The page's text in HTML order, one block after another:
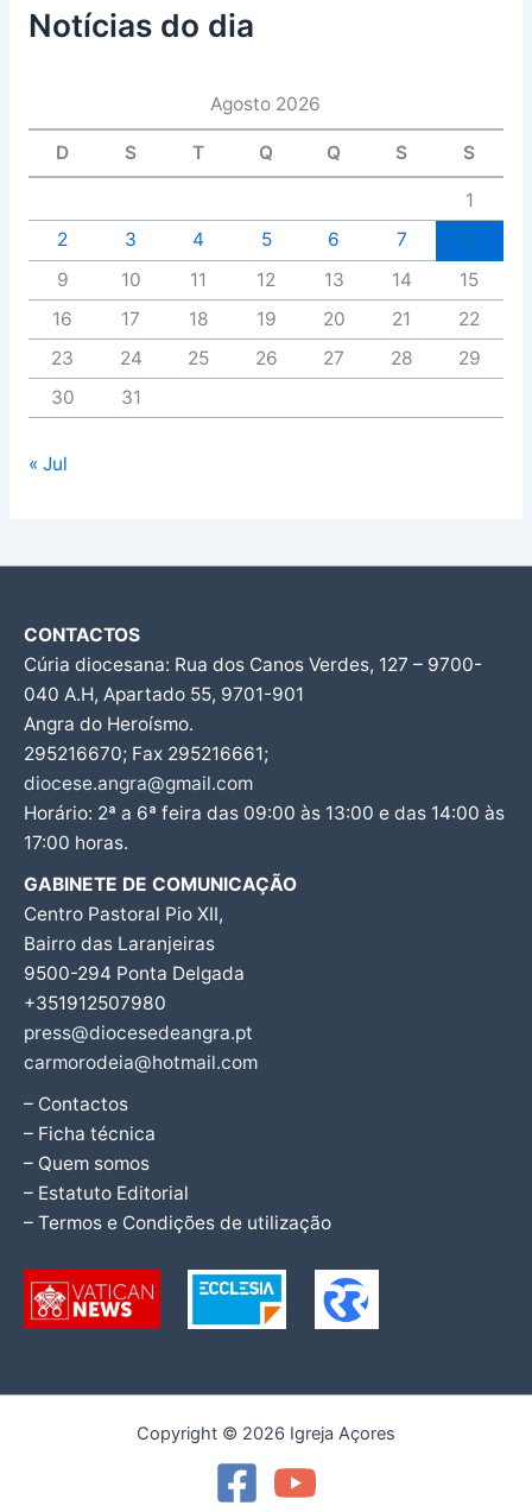
Notícias do dia
Agosto 2026
D S T Q Q S S
1
2
3 4 5 6 7
9
10 11 12 13 14
15
16
17 18 19 20 21
22
23
24 25 26 27 28
29
30
31
« Jul
CONTACTOS
Cúria diocesana: Rua dos Canos Verdes, 127 – 9700-
040 A.H, Apartado 55, 9701-901
Angra do Heroísmo.
295216670; Fax 295216661;
diocese.angra@gmail.com
Horário: 2ª a 6ª feira das 09:00 às 13:00 e das 14:00 às
17:00 horas.
GABINETE DE COMUNICAÇÃO
Centro Pastoral Pio XII,
Bairro das Laranjeiras
9500-294 Ponta Delgada
+351912507980
press@diocesedeangra.pt
carmorodeia@hotmail.com
– Contactos
– Ficha técnica
– Quem somos
– Estatuto Editorial
– Termos e Condições de utilização
Copyright © 2026 Igreja Açores